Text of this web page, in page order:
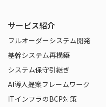
サービス紹介
フルオーダーシステム開発
基幹システム再構築
システム保守引継ぎ
AI導入提案フレームワーク
ITインフラのBCP対策